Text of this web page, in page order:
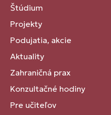
Štúdium
Projekty
Podujatia, akcie
Aktuality
Zahraničná prax
Konzultačné hodiny
Pre učiteľov